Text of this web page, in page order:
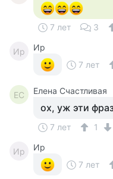
7 лет 3
Ир
Ир
7 лет
ЕС Елена Счастливая
ох, уж эти
7 лет 1
Ир
Ир
7 лет